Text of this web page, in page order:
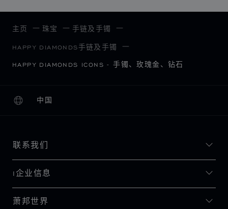
主页 珠宝 手链及手镯
HAPPY DIAMONDS手链及手镯
HAPPY DIAMONDS ICONS - 手镯、玫瑰金、钻石
中国
本地化（更改国家/地区）
更改国家/地区
联系我们
I企业信息
萧邦世界